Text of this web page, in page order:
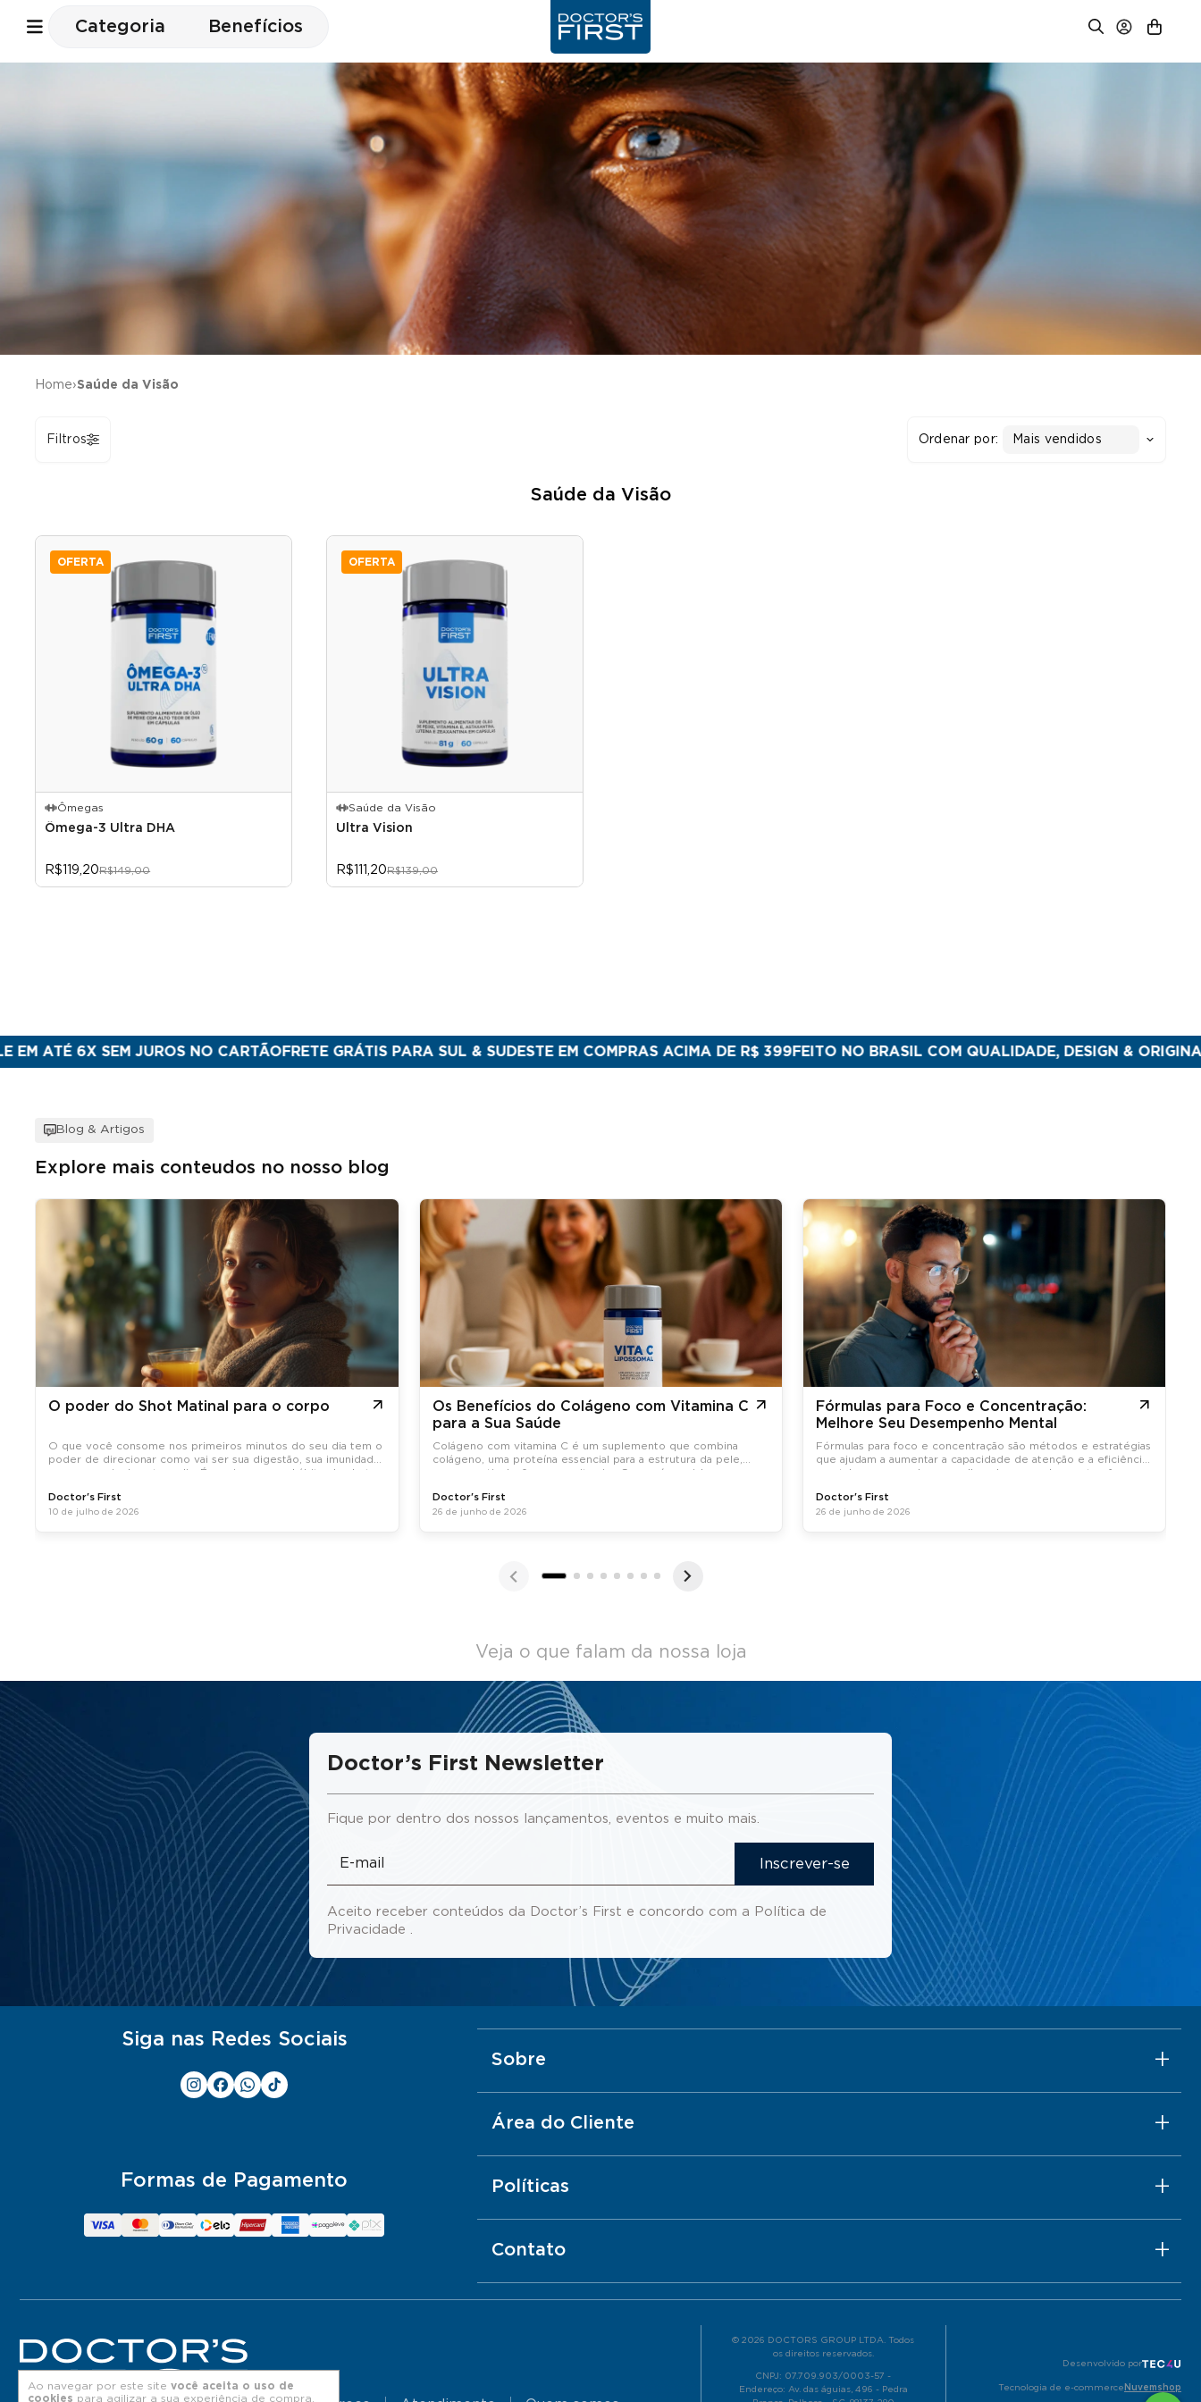
Categoria Benefícios
Ao navegar por este site você aceita o uso de
cookies para agilizar a sua experiência de compra.
Home›Saúde da Visão
Ordenar por: Mais vendidos
Filtros
Saúde da Visão
OFERTA
Ômegas
Ômega-3 Ultra DHA
R$119,20R$149,00
OFERTA
Saúde da Visão
Ultra Vision
R$111,20R$139,00
SEM JUROS NO CARTÃOFRETE GRÁTIS PARA SUL & SUDESTE EM COMPRAS ACIMA DE R$ 399 FEITO NO BRASIL COM QUALIDADE, DESIGN & ORIGINALIDADE
Blog & Artigos
Explore mais conteudos no nosso blog
O poder do Shot Matinal para o corpo
O que você consome nos primeiros minutos do seu dia tem o
poder de direcionar como vai ser sua digestão, sua imunidade
e sua energia durante o dia. É por isso que o hábito do shot
jejum, tem
Doctor's First
10 de julho de 2026
Os Benefícios do Colágeno com Vitamina C
para a Sua Saúde
Colágeno com vitamina C é um suplemento que combina
colágeno, uma proteína essencial para a estrutura da pele,
ossos e articulações, com vitamina C, que é crucial para a
Doctor's First
26 de junho de 2026
Fórmulas para Foco e Concentração:
Melhore Seu Desempenho Mental
Fórmulas para foco e concentração são métodos e estratégias
que ajudam a aumentar a capacidade de atenção e a eficiência
mental, promovendo um melhor desempenho em tarefas
Doctor's First
26 de junho de 2026
Veja o que falam da nossa loja
Doctor’s First Newsletter
Fique por dentro dos nossos lançamentos, eventos e muito mais.
Inscrever-se
Aceito receber conteúdos da Doctor’s First e concordo com a Política de
Privacidade
Siga nas Redes Sociais
Sobre
Área do Cliente
Políticas
Contato
Formas de Pagamento
© 2026 DOCTORS GROUP LTDA. Todos
os direitos reservados.
CNPJ: 07.709.903/0003-57 -
Endereço: Av. das águias, 496 - Pedra
Desenvolvido por
Tecnologia de e-commerce Nuvemshop